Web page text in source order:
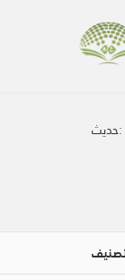
حديث: